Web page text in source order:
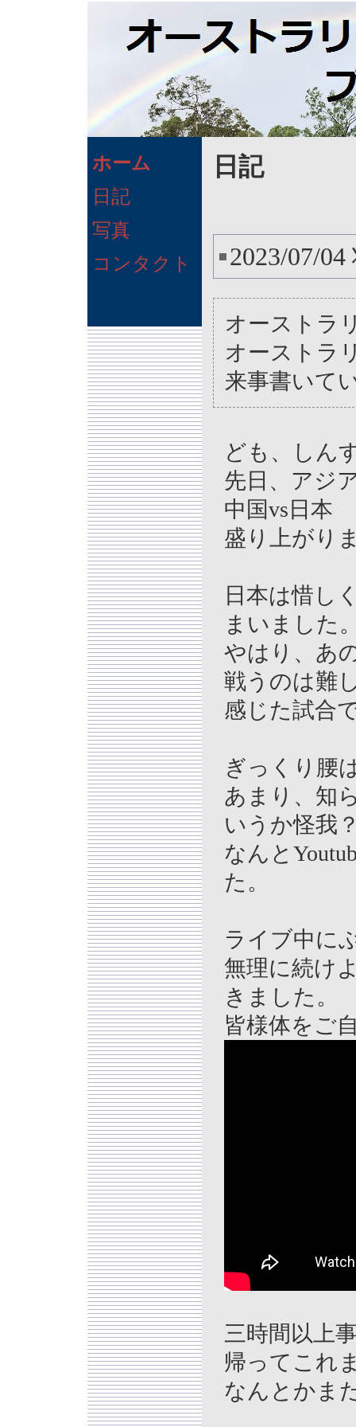
ホーム
日記
写真
コンタクト
日記
2023/07/
オーストラ
オーストラ
来事書いて
ども、しん
先日、アジ
中国vs日本
盛り上がり
日本は惜し
まいました
やはり、あ
戦うのは難
感じた試合
ぎっくり腰
あまり、知
いうか怪我
なんと
た。
ライブ中に
無理に続け
きました。
皆様体をご
三時間以上
帰ってこれ
なんとかま